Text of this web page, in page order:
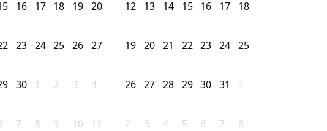
16 17 18 19 20
23 24 25 26 27
30 1 2 3 4
7 8 9 10 11
12 13 14 15 16 17 18
19 20 21 22 23 24 25
26 27 28 29 30 31 1
2 3 4 5 6 7 8